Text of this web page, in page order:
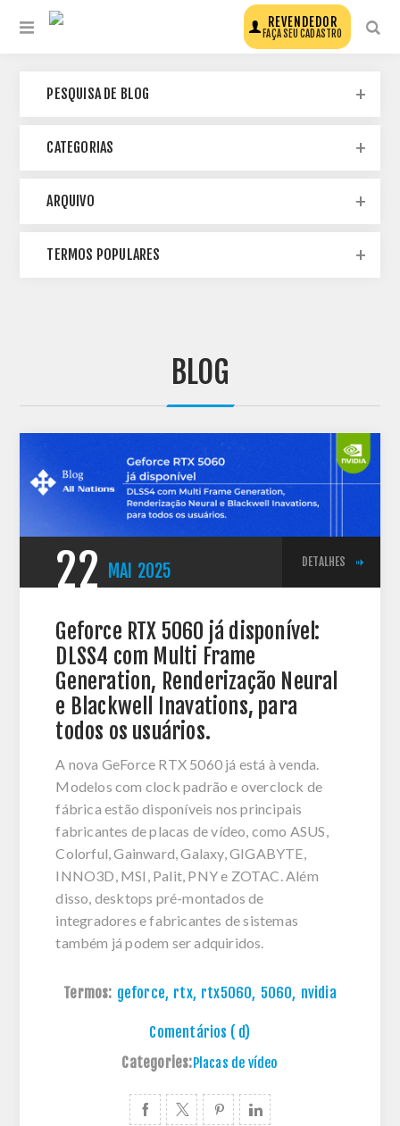
REVENDEDOR
FAÇA SEU CADASTRO
BLOG
22 MAI 2025 DETALHES
Geforce RTX 5060 já disponível:
DLSS4 com Multi Frame
Generation, Renderização Neural
e Blackwell Inavations, para
todos os usuários.
A nova GeForce RTX 5060 já está à venda.
Modelos com clock padrão e overclock de
fábrica estão disponíveis nos principais
fabricantes de placas de vídeo, como ASUS,
Colorful, Gainward, Galaxy, GIGABYTE,
INNO3D, MSI, Palit, PNY e ZOTAC. Além
disso, desktops pré-montados de
integradores e fabricantes de sistemas
também já podem ser adquiridos.
Termos: geforce, rtx, rtx5060, 5060, nvidia
Comentários ( d)
Categories:Placas de vídeo
PESQUISA DE BLOG
CATEGORIAS
ARQUIVO
TERMOS POPULARES